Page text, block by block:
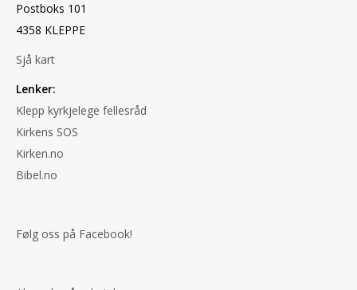
Postboks 101
4358 KLEPPE
Sjå kart
Lenker:
Klepp kyrkjelege fellesråd
Kirkens SOS
Kirken.no
Bibel.no
Følg oss på Facebook!